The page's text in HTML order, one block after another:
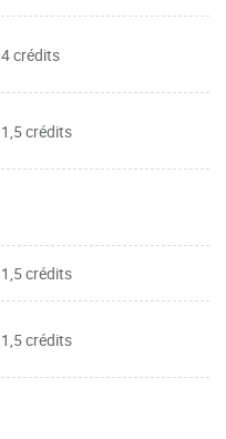
4 crédits
1,5 crédits
1,5 crédits
1,5 crédits